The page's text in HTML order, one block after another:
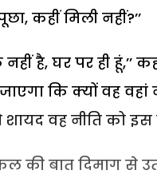
कहीं मिली नहीं?’’
नहीं है, घर पर ही
कि क्यों वह
शायद वह नीति को
की बात दिमाग से